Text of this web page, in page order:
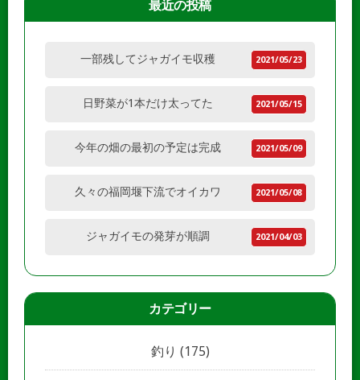
最近の投稿
一部残してジャガイモ収穫 2021/05/23
日野菜が1本だけ太ってた 2021/05/15
今年の畑の最初の予定は完成 2021/05/09
久々の福岡堰下流でオイカワ 2021/05/08
ジャガイモの発芽が順調 2021/04/03
カテゴリー
釣り (175)